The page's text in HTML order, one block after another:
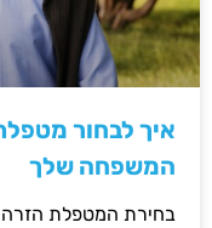
איך לבחור
המשפחה שלך
בחירת המטפלת